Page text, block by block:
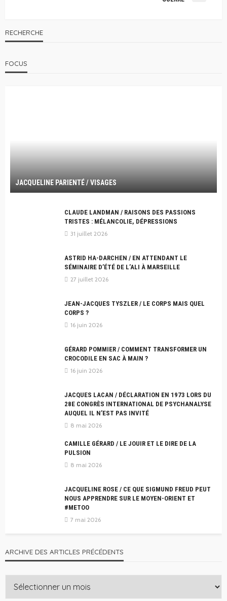
RECHERCHE
FOCUS
JACQUELINE PARIENTÉ / VISAGES
CLAUDE LANDMAN / RAISONS DES PASSIONS
TRISTES : MÉLANCOLIE, DÉPRESSIONS
31 juillet 2026
ASTRID HA-DARCHEN / EN ATTENDANT LE
SÉMINAIRE D’ÉTÉ DE L’ALI À MARSEILLE
27 juillet 2026
JEAN-JACQUES TYSZLER / LE CORPS MAIS QUEL
CORPS ?
16 juin 2026
GÉRARD POMMIER / COMMENT TRANSFORMER UN
CROCODILE EN SAC À MAIN ?
16 juin 2026
JACQUES LACAN / DÉCLARATION EN 1973 LORS DU
28E CONGRÈS INTERNATIONAL DE PSYCHANALYSE
AUQUEL IL N’EST PAS INVITÉ
8 mai 2026
CAMILLE GÉRARD / LE JOUIR ET LE DIRE DE LA
PULSION
8 mai 2026
JACQUELINE ROSE / CE QUE SIGMUND FREUD PEUT
NOUS APPRENDRE SUR LE MOYEN-ORIENT ET
#METOO
7 mai 2026
ARCHIVE DES ARTICLES PRÉCÉDENTS